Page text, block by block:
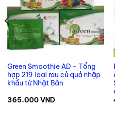
Green Smoothie AD – Tổng
hợp 219 loại rau củ quả nhập
khẩu từ Nhật Bản
365.000VND